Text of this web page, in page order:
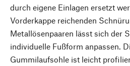
durch eigene Einlagen ersetzt
Vorderkappe reichenden
Metallösenpaaren lässt sich der
individuelle Fußform anpassen.
Gummilaufsohle ist leicht